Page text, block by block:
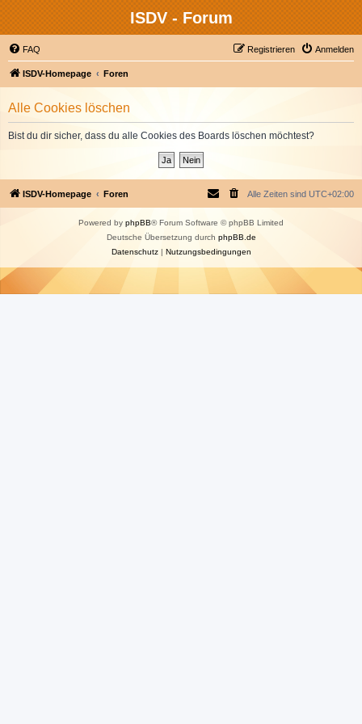
ISDV - Forum
FAQ Anmelden
Registrieren
ISDV-Homepage Foren
Alle Cookies löschen
Bist du dir sicher, dass du alle Cookies des Boards löschen möchtest?
ISDV-Homepage Foren Alle Zeiten sind UTC+02:00
Powered by phpBB® Forum Software © phpBB Limited
Deutsche Übersetzung durch phpBB.de
Datenschutz| Nutzungsbedingungen